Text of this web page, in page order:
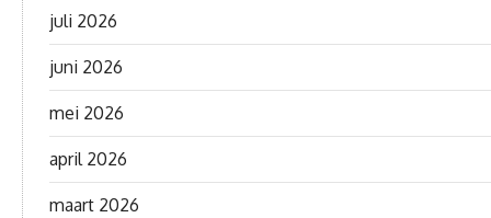
juli 2026
juni 2026
mei 2026
april 2026
maart 2026